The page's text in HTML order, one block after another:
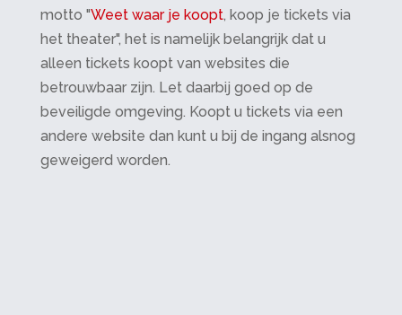
motto "Weet waar je koopt, koop je tickets via
het theater", het is namelijk belangrijk dat u
alleen tickets koopt van websites die
betrouwbaar zijn. Let daarbij goed op de
beveiligde omgeving. Koopt u tickets via een
andere website dan kunt u bij de ingang alsnog
geweigerd worden.